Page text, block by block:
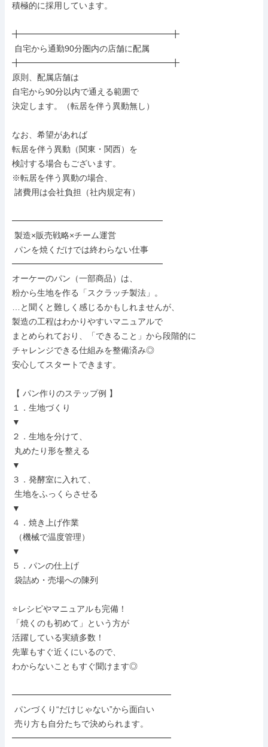
積極的に採用しています。
╋━━━━━━━━━━━━━━━━━━╋
╋━━━━━━━━━━━━━━━━━━╋
原則、配属店舗は
自宅から90分以内で通える範囲で
決定します。（転居を伴う異動無し）
なお、希望があれば
転居を伴う異動（関東・関西）を
検討する場合もございます。
※転居を伴う異動の場合、
━━━━━━━━━━━━━━━━━━
━━━━━━━━━━━━━━━━━━
オーケーのパン（一部商品）は、
粉から生地を作る「スクラッチ製法」。
…と聞くと難しく感じるかもしれませんが、
製造の工程はわかりやすいマニュアルで
まとめられており、「できること」から段階的に
チャレンジできる仕組みを整備済み◎
安心してスタートできます。
【 パン作りのステップ例 】
１．生地づくり
▼
２．生地を分けて、
▼
３．発酵室に入れて、
▼
４．焼き上げ作業
▼
５．パンの仕上げ
⭐レシピやマニュアルも完備！
「焼くのも初めて」という方が
活躍している実績多数！
先輩もすぐ近くにいるので、
わからないこともすぐ聞けます◎
━━━━━━━━━━━━━━━━━━━
━━━━━━━━━━━━━━━━━━━